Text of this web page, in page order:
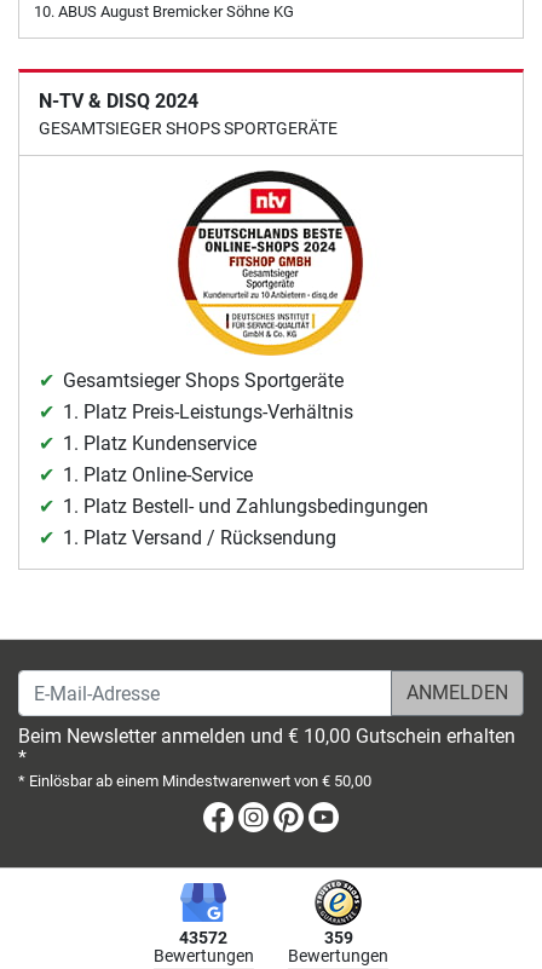
ABUS August Bremicker Söhne KG
N-TV & DISQ 2024
GESAMTSIEGER SHOPS SPORTGERÄTE
Gesamtsieger Shops Sportgeräte
1. Platz Preis-Leistungs-Verhältnis
1. Platz Kundenservice
1. Platz Online-Service
1. Platz Bestell- und Zahlungsbedingungen
1. Platz Versand / Rücksendung
E-Mail-Adresse
Beim Newsletter anmelden und € 10,00 Gutschein erhalten
*
* Einlösbar ab einem Mindestwarenwert von € 50,00
Facebook
Instagram
Pinterest
43572
Bewertungen
359
Bewertungen